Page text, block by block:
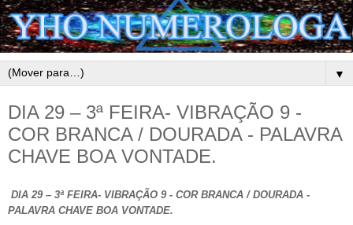
▼
DIA 29 – 3ª FEIRA- VIBRAÇÃO 9 -
COR BRANCA / DOURADA - PALAVRA
CHAVE BOA VONTADE.
DIA 29 – 3ª FEIRA- VIBRAÇÃO 9 - COR BRANCA / DOURADA -
PALAVRA CHAVE BOA VONTADE.